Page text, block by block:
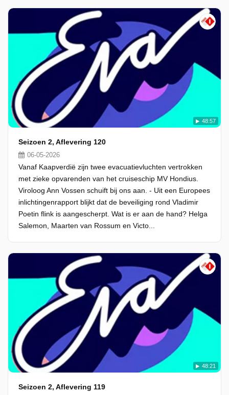
48:57
Seizoen 2, Aflevering 120
06-05-2026
Vanaf Kaapverdië zijn twee evacuatievluchten vertrokken
met zieke opvarenden van het cruiseschip MV Hondius.
Viroloog Ann Vossen schuift bij ons aan. - Uit een Europees
inlichtingenrapport blijkt dat de beveiliging rond Vladimir
Poetin flink is aangescherpt. Wat is er aan de hand? Helga
Salemon, Maarten van Rossum en Victo...
48:21
Seizoen 2, Aflevering 119